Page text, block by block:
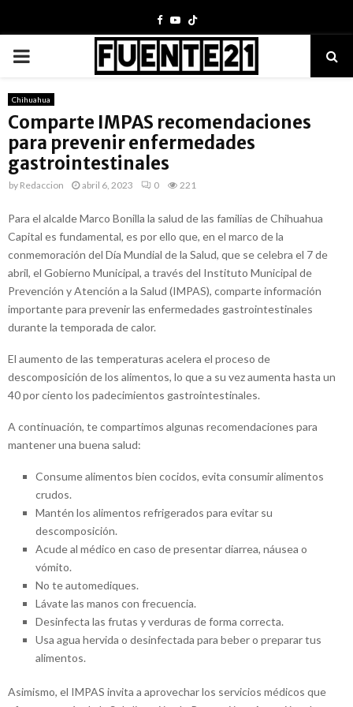
Facebook
Youtube
PRIMARY
MENU
Chihuahua
Comparte IMPAS recomendaciones
para prevenir enfermedades
gastrointestinales
by Redaccion abril 6, 2023 0 221
Para el alcalde Marco Bonilla la salud de las familias de Chihuahua
Capital es fundamental, es por ello que, en el marco de la
conmemoración del Día Mundial de la Salud, que se celebra el 7 de
abril, el Gobierno Municipal, a través del Instituto Municipal de
Prevención y Atención a la Salud (IMPAS), comparte información
importante para prevenir las enfermedades gastrointestinales
durante la temporada de calor.
El aumento de las temperaturas acelera el proceso de
descomposición de los alimentos, lo que a su vez aumenta hasta un
40 por ciento los padecimientos gastrointestinales.
A continuación, te compartimos algunas recomendaciones para
mantener una buena salud:
Consume alimentos bien cocidos, evita consumir alimentos
crudos.
Mantén los alimentos refrigerados para evitar su
descomposición.
Acude al médico en caso de presentar diarrea, náusea o
vómito.
No te automediques.
Lávate las manos con frecuencia.
Desinfecta las frutas y verduras de forma correcta.
Usa agua hervida o desinfectada para beber o preparar tus
alimentos.
Asimismo, el IMPAS invita a aprovechar los servicios médicos que